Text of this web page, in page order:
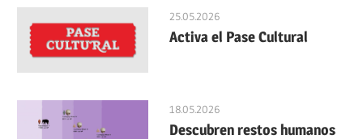
25.05.2026
Activa el Pase Cultural
18.05.2026
Descubren restos humanos